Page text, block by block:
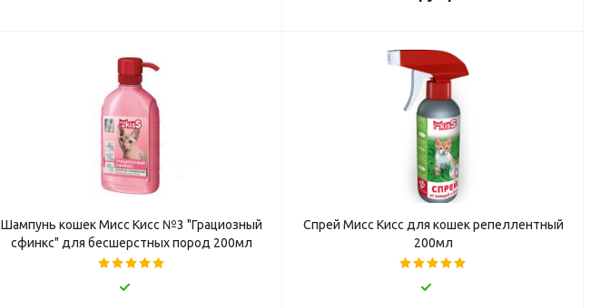
Шампунь кошек Мисс Кисс №3 "Грациозный
сфинкс" для бесшерстных пород 200мл
Спрей Мисс Кисс для кошек репеллентный
200мл